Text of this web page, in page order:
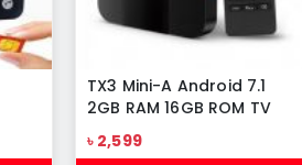
TX3 Mini-A Android 7.1
2GB RAM 16GB ROM TV
Box
৳ 2,599